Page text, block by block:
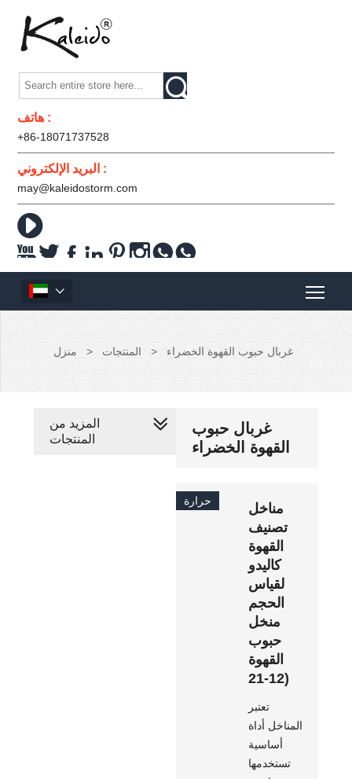

هاتف :
+86-18071737528
البريد الإلكتروني :
may@kaleidostorm.com

     

منزل > المنتجات > غربال حبوب القهوة الخضراء
غربال حبوب
القهوة الخضراء
حرارة
مناخل
تصنيف
القهوة
كاليدو
لقياس
الحجم
منخل
حبوب
القهوة
(12-21
تعتبر
المناخل أداة
أساسية
تستخدمها
المزيد من
المنتجات